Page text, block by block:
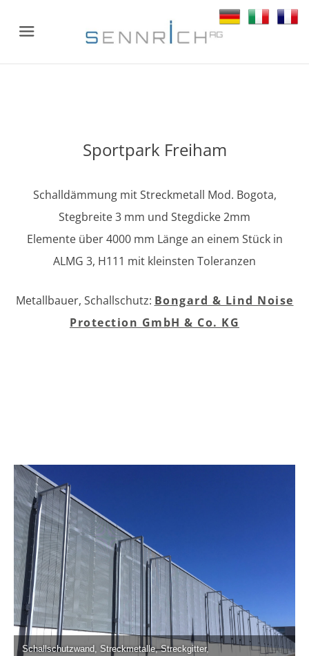
Menu
Sportpark Freiham
Schalldämmung mit Streckmetall Mod. Bogota,
Stegbreite 3 mm und Stegdicke 2mm
Elemente über 4000 mm Länge an einem Stück in
ALMG 3, H111 mit kleinsten Toleranzen
Metallbauer, Schallschutz: Bongard & Lind Noise
Protection GmbH & Co. KG
Schallschutzwand, Streckmetalle, Streckgitter,